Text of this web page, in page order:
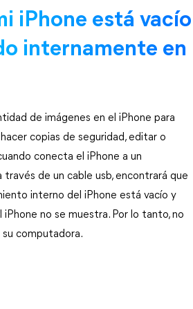
iPhone está vacío
internamente en
de imágenes en el iPhone para
copias de seguridad, editar o
conecta el iPhone a un
de un cable usb, encontrará que
interno del iPhone está vacío y
no se muestra. Por lo tanto, no
computadora.